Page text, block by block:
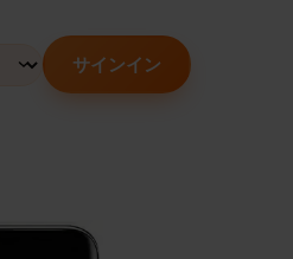
Currency サインイン